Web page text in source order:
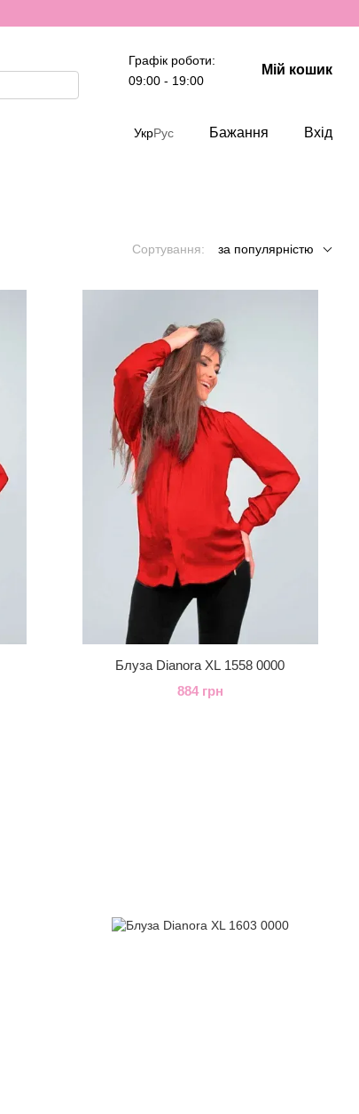
Графік роботи:
09:00 - 19:00
Мій кошик
УкрРус Бажання Вхід
Сортування: за популярністю
Блуза Dianora XL 1558 0000
884 грн